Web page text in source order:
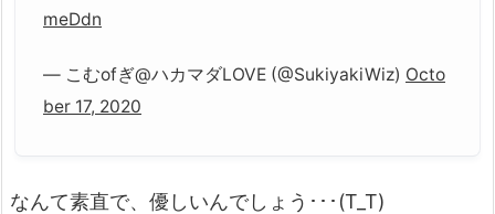
meDdn
— こむofぎ@ハカマダLOVE (@SukiyakiWiz) Octo
ber 17, 2020
なんて素直で、優しいんでしょう･･･(T_T)